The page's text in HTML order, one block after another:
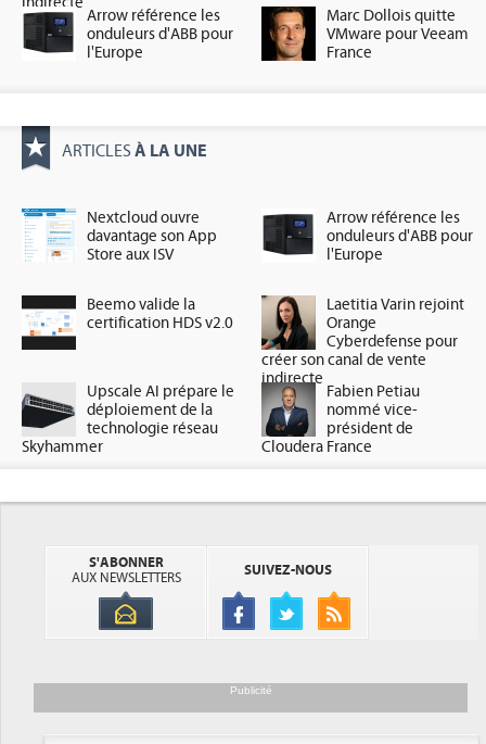
Arrow référence les
onduleurs d'ABB pour
l'Europe
Marc Dollois quitte
VMware pour Veeam
France
ARTICLES À LA UNE
Nextcloud ouvre
davantage son App
Store aux ISV
Arrow référence les
onduleurs d'ABB pour
l'Europe
Beemo valide la
certification HDS v2.0
Laetitia Varin rejoint
Orange
Cyberdefense pour
créer son canal de vente
indirecte
Upscale AI prépare le
déploiement de la
technologie réseau
Skyhammer
Fabien Petiau
nommé vice-
président de
Cloudera France
S'ABONNER
AUX NEWSLETTERS
SUIVEZ-NOUS
Publicité